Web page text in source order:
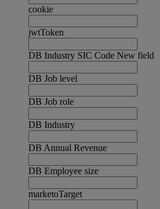
cookie
jwtToken
DB Industry SIC Code New field
DB Job level
DB Job role
DB Industry
DB Annual Revenue
DB Employee size
marketoTarget